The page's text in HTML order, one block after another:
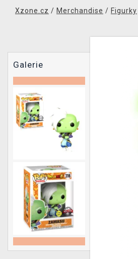
Xzone.cz / Merchandise / Figurky
Galerie